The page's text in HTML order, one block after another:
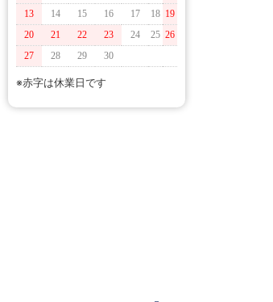
13
14 15 16 17 18 19
20
21 22 23 24 25 26
27
28 29 30
※赤字は休業日です